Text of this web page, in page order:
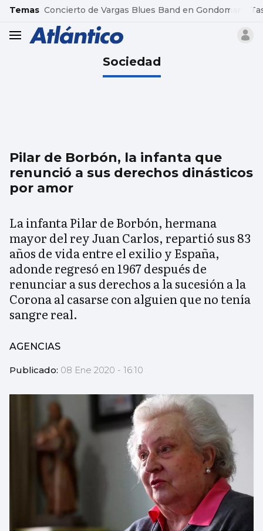
common.go-to-content
Temas Concierto de Vargas Blues Band en Gondomar
header.menu.open
Sociedad
Pilar de Borbón, la infanta que
renunció a sus derechos dinásticos
por amor
La infanta Pilar de Borbón, hermana
mayor del rey Juan Carlos, repartió sus 83
años de vida entre el exilio y España,
adonde regresó en 1967 después de
renunciar a sus derechos a la sucesión a la
Corona al casarse con alguien que no tenía
sangre real.
AGENCIAS
Publicado: 08 Ene 2020 - 16:10